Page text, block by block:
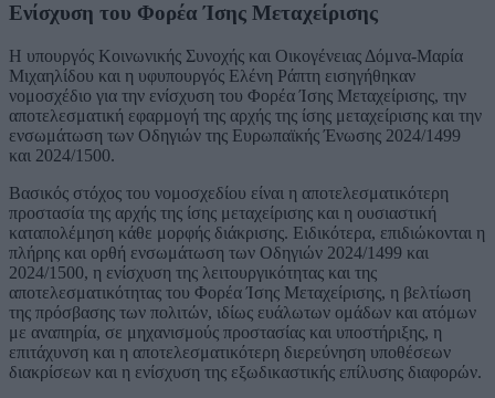
Ενίσχυση του Φορέα Ίσης Μεταχείρισης
Η υπουργός Κοινωνικής Συνοχής και Οικογένειας Δόμνα-Μαρία
Μιχαηλίδου και η υφυπουργός Ελένη Ράπτη εισηγήθηκαν
νομοσχέδιο για την ενίσχυση του Φορέα Ίσης Μεταχείρισης, την
αποτελεσματική εφαρμογή της αρχής της ίσης μεταχείρισης και την
ενσωμάτωση των Οδηγιών της Ευρωπαϊκής Ένωσης 2024/1499
και 2024/1500.
Βασικός στόχος του νομοσχεδίου είναι η αποτελεσματικότερη
προστασία της αρχής της ίσης μεταχείρισης και η ουσιαστική
καταπολέμηση κάθε μορφής διάκρισης. Ειδικότερα, επιδιώκονται η
πλήρης και ορθή ενσωμάτωση των Οδηγιών 2024/1499 και
2024/1500, η ενίσχυση της λειτουργικότητας και της
αποτελεσματικότητας του Φορέα Ίσης Μεταχείρισης, η βελτίωση
της πρόσβασης των πολιτών, ιδίως ευάλωτων ομάδων και ατόμων
με αναπηρία, σε μηχανισμούς προστασίας και υποστήριξης, η
επιτάχυνση και η αποτελεσματικότερη διερεύνηση υποθέσεων
διακρίσεων και η ενίσχυση της εξωδικαστικής επίλυσης διαφορών.